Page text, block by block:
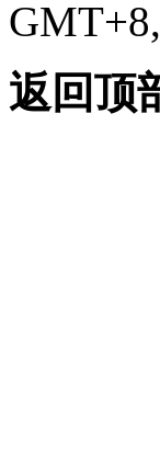
返回顶